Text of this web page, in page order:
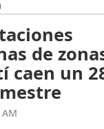
de
caen un